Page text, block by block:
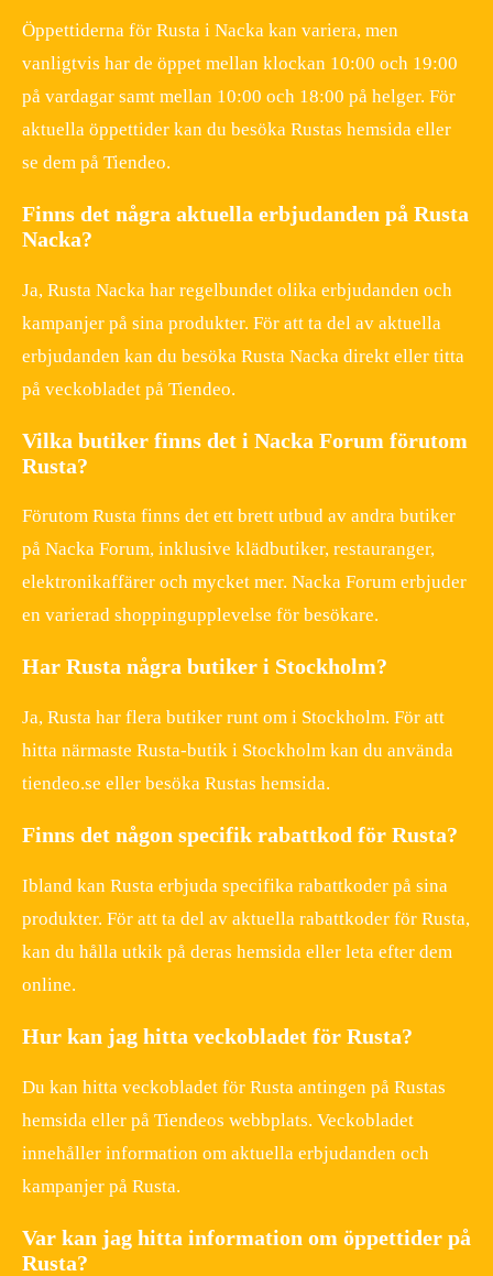
Öppettiderna för Rusta i Nacka kan variera, men
vanligtvis har de öppet mellan klockan 10:00 och 19:00
på vardagar samt mellan 10:00 och 18:00 på helger. För
aktuella öppettider kan du besöka Rustas hemsida eller
se dem på Tiendeo.
Finns det några aktuella erbjudanden på Rusta
Nacka?
Ja, Rusta Nacka har regelbundet olika erbjudanden och
kampanjer på sina produkter. För att ta del av aktuella
erbjudanden kan du besöka Rusta Nacka direkt eller titta
på veckobladet på Tiendeo.
Vilka butiker finns det i Nacka Forum förutom
Rusta?
Förutom Rusta finns det ett brett utbud av andra butiker
på Nacka Forum, inklusive klädbutiker, restauranger,
elektronikaffärer och mycket mer. Nacka Forum erbjuder
en varierad shoppingupplevelse för besökare.
Har Rusta några butiker i Stockholm?
Ja, Rusta har flera butiker runt om i Stockholm. För att
hitta närmaste Rusta-butik i Stockholm kan du använda
tiendeo.se eller besöka Rustas hemsida.
Finns det någon specifik rabattkod för Rusta?
Ibland kan Rusta erbjuda specifika rabattkoder på sina
produkter. För att ta del av aktuella rabattkoder för Rusta,
kan du hålla utkik på deras hemsida eller leta efter dem
online.
Hur kan jag hitta veckobladet för Rusta?
Du kan hitta veckobladet för Rusta antingen på Rustas
hemsida eller på Tiendeos webbplats. Veckobladet
innehåller information om aktuella erbjudanden och
kampanjer på Rusta.
Var kan jag hitta information om öppettider på
Rusta?